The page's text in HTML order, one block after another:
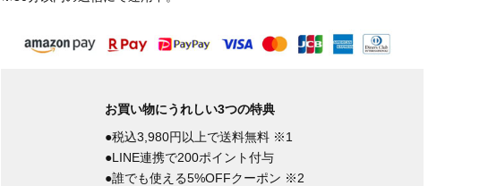
お買い物にうれしい3つの特典
●税込3,980円以上で送料無料 ※1
●LINE連携で200ポイント付与
●誰でも使える5%OFFクーポン ※2